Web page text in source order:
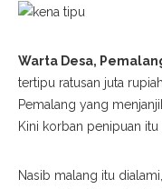
Warta Desa,
tertipu ratusan juta
Pemalang yang
Kini korban penipuan
Nasib malang itu